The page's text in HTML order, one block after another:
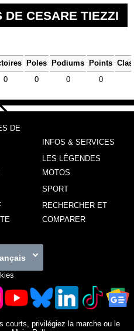
DE CESARE TIEZZI
Poles Podiums Points
0 0 0 0
DE
INFOS & SERVICES
LES LÉGENDES
MOTOS
SPORT
RECHERCHER ET
COMPARER
courts, privilégiez la marche ou le